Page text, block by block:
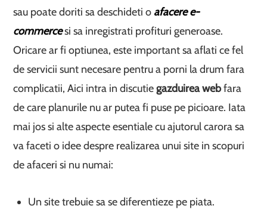
sau poate doriti sa deschideti o afacere e-
commercesi sa inregistrati profituri generoase.
Oricare ar fi optiunea, este important sa aflati ce fel
de servicii sunt necesare pentru a porni la drum fara
complicatii, Aici intra in discutiegazduirea webfara
de care planurile nu ar putea fi puse pe picioare. Iata
mai jos si alte aspecte esentiale cu ajutorul carora sa
va faceti o idee despre realizarea unui site in scopuri
de afaceri si nu numai:
Un site trebuie sa se diferentieze pe piata.